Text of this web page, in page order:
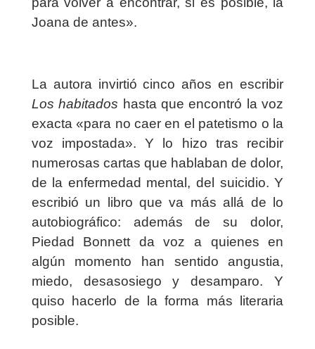
Joana de antes».
La autora invirtió cinco años en escribir
Los habitados hasta que encontró la voz
exacta «para no caer en el patetismo o la
voz impostada». Y lo hizo tras recibir
numerosas cartas que hablaban de dolor,
de la enfermedad mental, del suicidio. Y
escribió un libro que va más allá de lo
autobiográfico: además de su dolor,
Piedad Bonnett da voz a quienes en
algún momento han sentido angustia,
miedo, desasosiego y desamparo. Y
quiso hacerlo de la forma más literaria
posible.